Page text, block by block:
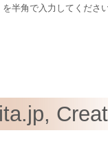
を半角で入力してくださ